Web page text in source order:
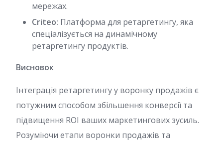
мережах.
Criteo: Платформа для ретаргетингу, яка
спеціалізується на динамічному
ретаргетингу продуктів.
Висновок
Інтеграція ретаргетингу у воронку продажів є
потужним способом збільшення конверсії та
підвищення ROI ваших маркетингових зусиль.
Розуміючи етапи воронки продажів та